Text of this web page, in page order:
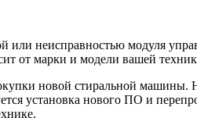
или неисправностью модуля
от марки и модели вашей
новой стиральной машины.
установка нового ПО и